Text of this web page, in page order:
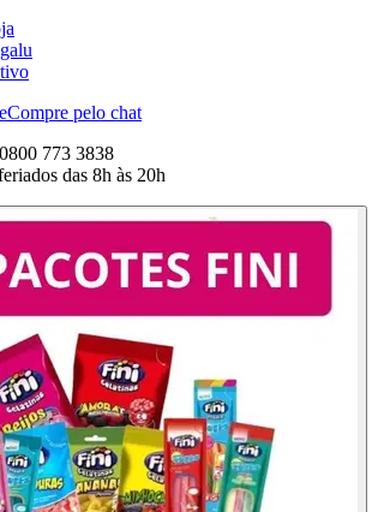
Compre pelo chat
773 3838
das 8h às 20h